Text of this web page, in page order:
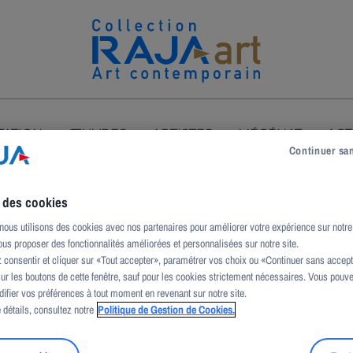
ŒUVRES ARTISTES MÉCÉNAT
cookies
utilisons des cookies avec nos partenaires pour améliorer votre expérience sur
proposer des fonctionnalités améliorées et personnalisées sur notre site.
consentir et cliquer sur «Tout accepter», paramétrer vos choix ou «Continuer sans
les boutons de cette fenêtre, sauf pour les cookies strictement nécessaires. Vous
vos préférences à tout moment en revenant sur notre site.
détails, consultez notre Politique de Gestion de Cookies.
Continuer